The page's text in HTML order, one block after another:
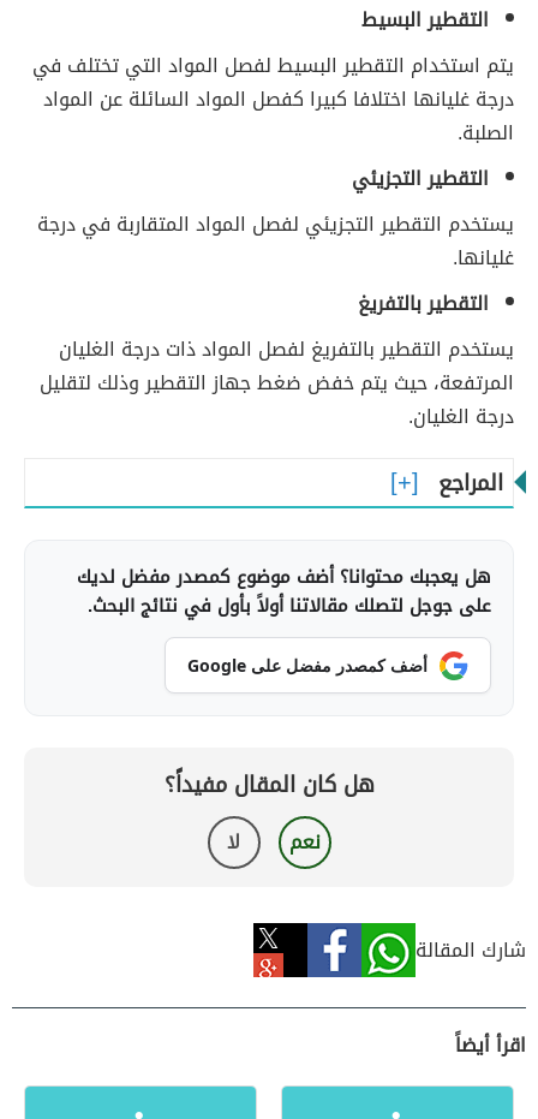
التقطير البسيط
يتم استخدام التقطير البسيط لفصل المواد التي تختلف في
درجة غليانها اختلافا كبيرا كفصل المواد السائلة عن المواد
الصلبة.
التقطير التجزيئي
يستخدم التقطير التجزيئي لفصل المواد المتقاربة في درجة
غليانها.
التقطير بالتفريغ
يستخدم التقطير بالتفريغ لفصل المواد ذات درجة الغليان
المرتفعة، حيث يتم خفض ضغط جهاز التقطير وذلك لتقليل
درجة الغليان.
المراجع
هل يعجبك محتوانا؟ أضف موضوع كمصدر مفضل لديك
على جوجل لتصلك مقالاتنا أولاً بأول في نتائج البحث.
أضف كمصدر مفضل على Google
هل كان المقال مفيداً؟
نعم لا
شارك المقالة
اقرأ أيضاً